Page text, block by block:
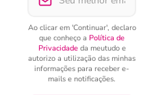
Ao clicar em 'Continuar', declaro
que conheço a Política de
Privacidadeda meutudo e
autorizo a utilização das minhas
informações para receber e-
mails e notificações.